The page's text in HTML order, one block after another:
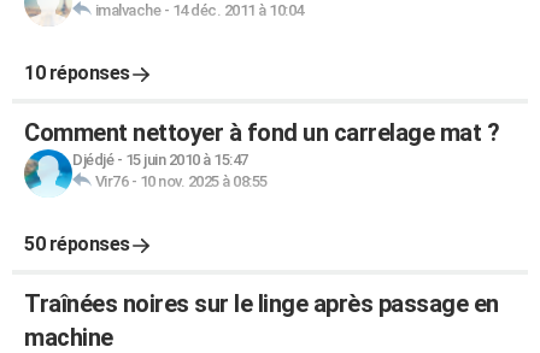
imalvache- 14 déc. 2011 à 10:04
10 réponses
Comment nettoyer à fond un carrelage mat ?
Djédjé- 15 juin 2010 à 15:47
Vir76- 10 nov. 2025 à 08:55
50 réponses
Traînées noires sur le linge après passage en
machine